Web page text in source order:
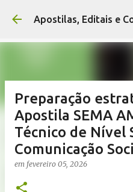
Pular para o
Apostilas, Editais e
Preparação
Apostila SEMA
Técnico de Nível
Comunicação
em fevereiro 05, 2026